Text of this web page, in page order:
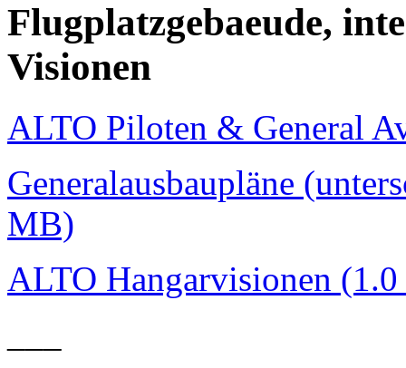
Flugplatzgebaeude,
Visionen
ALTO Piloten & General
Generalausbaupläne
MB)
ALTO Hangarvisionen